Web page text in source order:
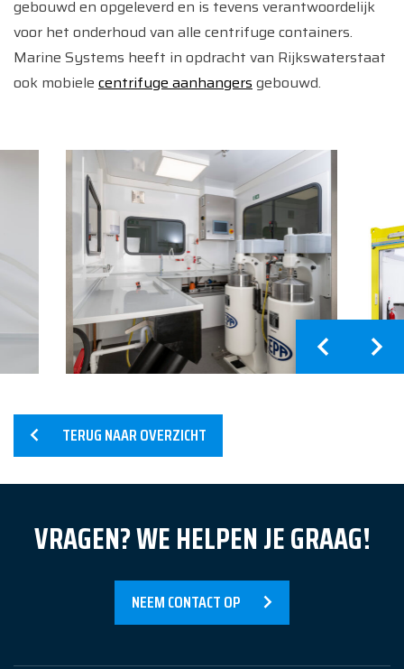
Home
Producten
Referenties
Nieuws
Over Ons
Contact
gebouwd en opgeleverd en is tevens verantwoordelijk
voor het onderhoud van alle centrifuge containers.
Marine Systems heeft in opdracht van Rijkswaterstaat
ook mobiele centrifuge aanhangersgebouwd.
TERUG NAAR OVERZICHT
VRAGEN? WE HELPEN JE GRAAG!
NEEM CONTACT OP